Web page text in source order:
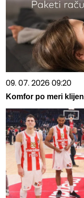
09. 07. 2026 09:20
Komfor po meri